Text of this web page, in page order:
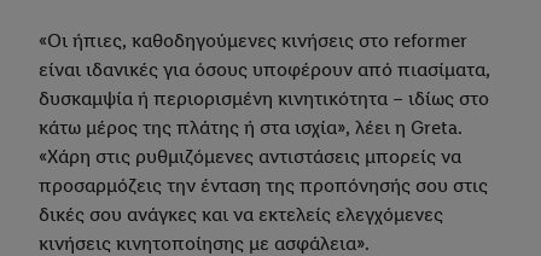
«Οι ήπιες, καθοδηγούμενες κινήσεις στο reformer
είναι ιδανικές για όσους υποφέρουν από πιασίματα,
δυσκαμψία ή περιορισμένη κινητικότητα – ιδίως στο
κάτω μέρος της πλάτης ή στα ισχία», λέει η Greta.
«Χάρη στις ρυθμιζόμενες αντιστάσεις μπορείς να
προσαρμόζεις την ένταση της προπόνησής σου στις
δικές σου ανάγκες και να εκτελείς ελεγχόμενες
κινήσεις κινητοποίησης με ασφάλεια».